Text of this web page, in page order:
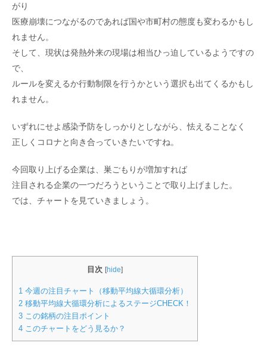
がり
医療崩壊につながるのであれば国や市町村の態度も変わるかもし
れません。
そして、現状は発熱外来の現場は相当ひっ迫しているようですの
で、
ルールを変えるか行動制限を行うかという選択も出てくるかもし
れません。
いずれにせよ感染予防をしっかりとしながら、怯えることなく
正しくコロナと向き合っていきたいですね。
今回取り上げる企業は、巣ごもりが増加すれば
注目される企業の一つだろうということで取り上げました。
では、チャートを見ていきましょう。
目次 [hide]
1 今週の注目チャート（移動平均線大循環分析）
2 移動平均線大循環分析によるステージCHECK！
3 この銘柄の注目ポイント
4 このチャートをどう見るか？